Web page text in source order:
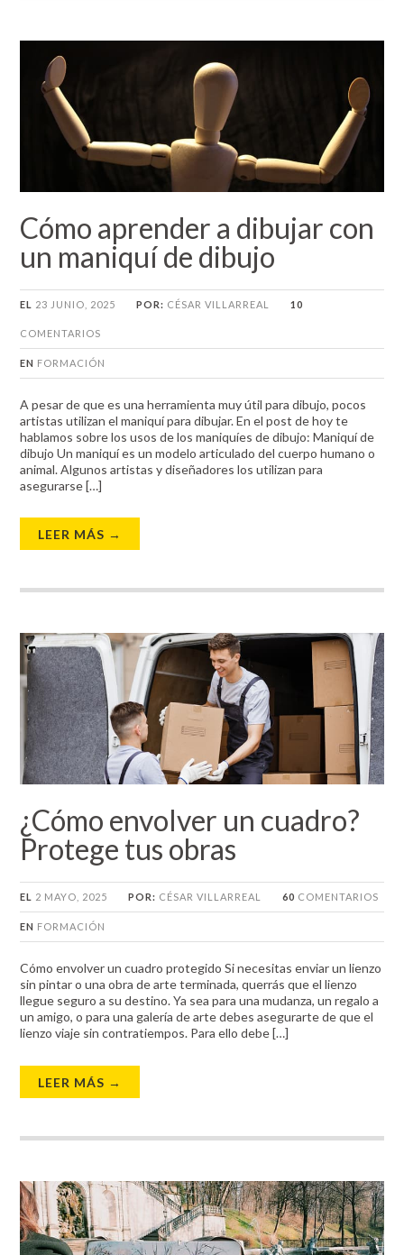
Cómo aprender a dibujar con
un maniquí de dibujo
EL 23 JUNIO, 2025 POR: CÉSAR VILLARREAL 10
COMENTARIOS
EN FORMACIÓN
A pesar de que es una herramienta muy útil para dibujo, pocos
artistas utilizan el maniquí para dibujar. En el post de hoy te
hablamos sobre los usos de los maniquíes de dibujo: Maniquí de
dibujo Un maniquí es un modelo articulado del cuerpo humano o
animal. Algunos artistas y diseñadores los utilizan para
asegurarse […]
LEER MÁS →
¿Cómo envolver un cuadro?
Protege tus obras
EL 2 MAYO, 2025 POR: CÉSAR VILLARREAL 60 COMENTARIOS
EN FORMACIÓN
Cómo envolver un cuadro protegido Si necesitas enviar un lienzo
sin pintar o una obra de arte terminada, querrás que el lienzo
llegue seguro a su destino. Ya sea para una mudanza, un regalo a
un amigo, o para una galería de arte debes asegurarte de que el
lienzo viaje sin contratiempos. Para ello debe […]
LEER MÁS →